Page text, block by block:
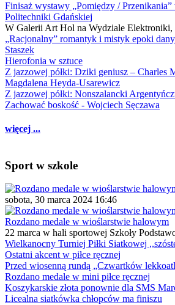
Finisaż wystawy „Pomiędzy /
Politechniki Gdańskiej
W Galerii Art Hol na Wydziale Elektroniki,
„Racjonalny” romantyk i mistyk epoki
Staszek
Hierofonia w sztuce
Z jazzowej półki: Dziki geniusz – Charles
Magdalena Heyda-Usarewicz
Z jazzowej półki: Nonszalancki
Zachować boskość - Wojciech Sęczawa
więcej ...
Sport w szkole
sobota, 30 marca 2024 16:46
Rozdano medale w wioślarstwie halowym
22 marca w hali sportowej Szkoły
Wielkanocny Turniej Piłki Siatkowej
Ostatni akcent w piłce ręcznej
Przed wiosenną rundą „Czwartków
Rozdano medale w mini piłce ręcznej
Koszykarskie złota ponownie dla SMS
Licealna siatkówka chłopców ma finiszu